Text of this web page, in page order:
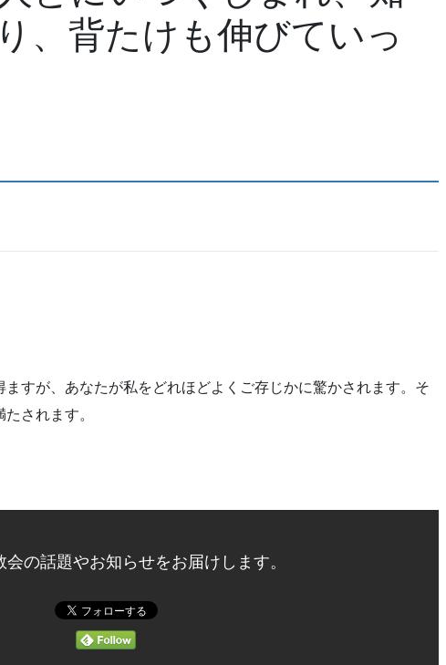
、背たけも伸びていっ
すが、あなたが私をどれほどよくご存じかに驚かされます。そ
されます。
会の話題やお知らせをお届けします。